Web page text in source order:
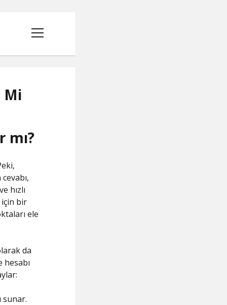
menüyü
aç
Mi
mı?
hızlı
bir
ele
da
sunar.